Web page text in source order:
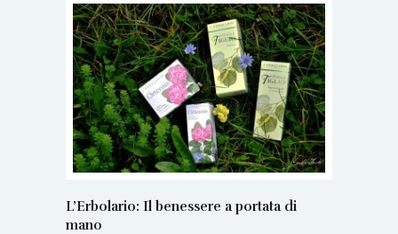
L’Erbolario: Il benessere a portata di
mano